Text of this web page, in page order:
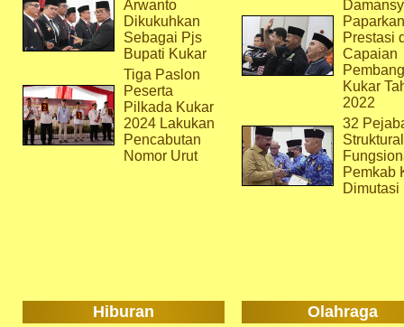
Arwanto
Dikukuhkan
Sebagai Pjs
Bupati Kukar
Tiga Paslon
Peserta
Pilkada Kukar
2024 Lakukan
Pencabutan
Nomor Urut
Paparkan
Prestasi
Capaian
Kukar
2022
32
Pemkab
Dimutasi
Hiburan Olahraga